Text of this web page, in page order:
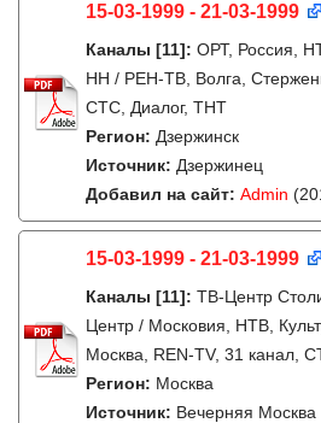
15-03-1999 - 21-03-1999
Каналы [11]: ОРТ, Россия,
НН / РЕН-ТВ, Волга,
СТС, Диалог, ТНТ
Регион: Дзержинск
Источник: Дзержинец
Добавил на сайт: Admin
15-03-1999 - 21-03-1999
Каналы [11]: ТВ-Центр
Центр / Московия, НТВ,
Москва, REN-TV, 31 канал,
Регион: Москва
Источник: Вечерняя Москва